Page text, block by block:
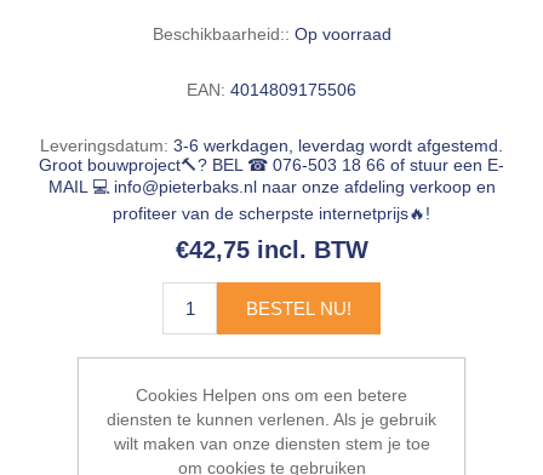
Beschikbaarheid:: Op voorraad
EAN: 4014809175506
Leveringsdatum: 3-6 werkdagen, leverdag wordt afgestemd.
Groot bouwproject🔨? BEL ☎ 076-503 18 66 of stuur een E-
MAIL 💻 info@pieterbaks.nlnaar onze afdeling verkoop en
profiteer van de scherpste internetprijs🔥!
€42,75 incl. BTW
BESTEL NU!
Cookies Helpen ons om een betere
diensten te kunnen verlenen. Als je gebruik
wilt maken van onze diensten stem je toe
om cookies te gebruiken